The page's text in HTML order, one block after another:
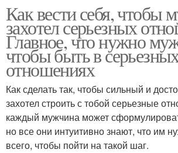
Как вести себя, чтобы
захотел серьезных
Главное, что нужно
чтобы быть в
отношениях
Как сделать так, чтобы сильный и
захотел строить с тобой серьезные
каждый мужчина может
но все они интуитивно знают, что им
всего, чтобы пойти на такой шаг.